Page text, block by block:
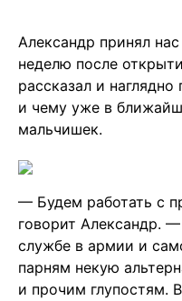
Александр принял
неделю после
рассказал и
и чему уже в
мальчишек.
— Будем работать с
говорит Александр.
службе в армии и
парням некую
и прочим глупостям.